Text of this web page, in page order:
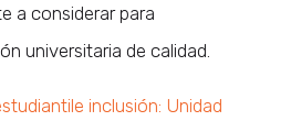
a considerar para
universitaria de calidad.
inclusión: Unidad